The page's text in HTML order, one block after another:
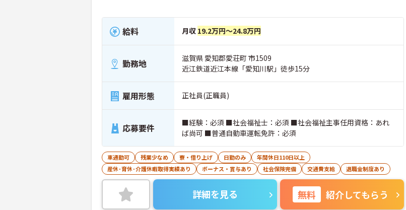
給料 月収 19.2万円～24.8万円
勤務地
滋賀県 愛知郡愛荘町 市1509
近江鉄道近江本線「愛知川駅」徒歩15分
雇用形態 正社員(正職員)
応募要件
■経験：必須 ■社会福祉士：必須 ■社会福祉主事任用資格：あれ
ば尚可 ■普通自動車運転免許：必須
車通勤可 残業少なめ 寮・借り上げ 日勤のみ
年間休日110日以上
産休･育休･介護休暇取得実績あり
ボーナス・賞与あり 社会保険完備 交通費支給 退職金制度あり
詳細を見る 無料 紹介してもらう